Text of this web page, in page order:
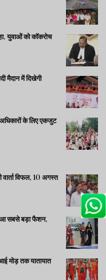
युवाओं को कॉकरोच
मैदान में दिखेगी
के लिए एकजुट
विफल, 10 अगस्त
सबसे बड़ा फैशन,
मोड़ तक यातायात